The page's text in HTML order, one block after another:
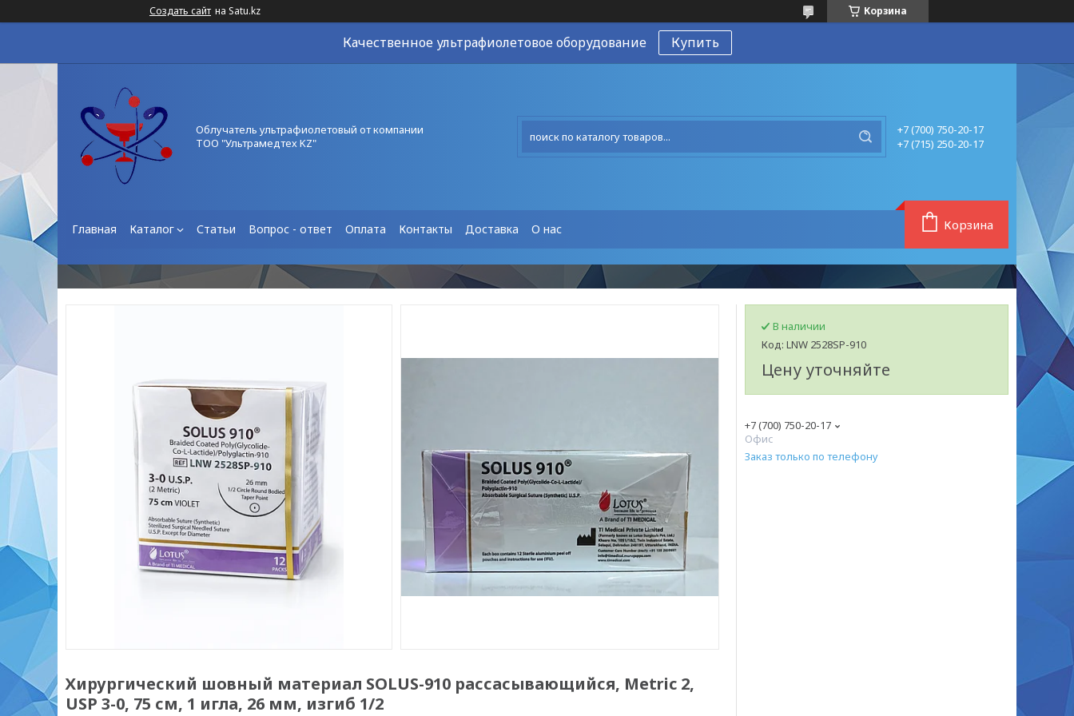
Создать сайт на Satu.kz Корзина
Качественное ультрафиолетовое оборудование Купить
Облучатель ультрафиолетовый от компании
ТОО "Ультрамедтех KZ"
+7 (700) 750-20-17
+7 (715) 250-20-17
Главная Каталог Статьи Вопрос - ответ Оплата Контакты Доставка О нас Корзина
Хирургический шовный материал SOLUS-910 рассасывающийся, Metric 2,
USP 3-0, 75 см, 1 игла, 26 мм, изгиб 1/2
В наличии
Код: LNW 2528SP-910
Цену уточняйте
+7 (700) 750-20-17
Офис
Заказ только по телефону